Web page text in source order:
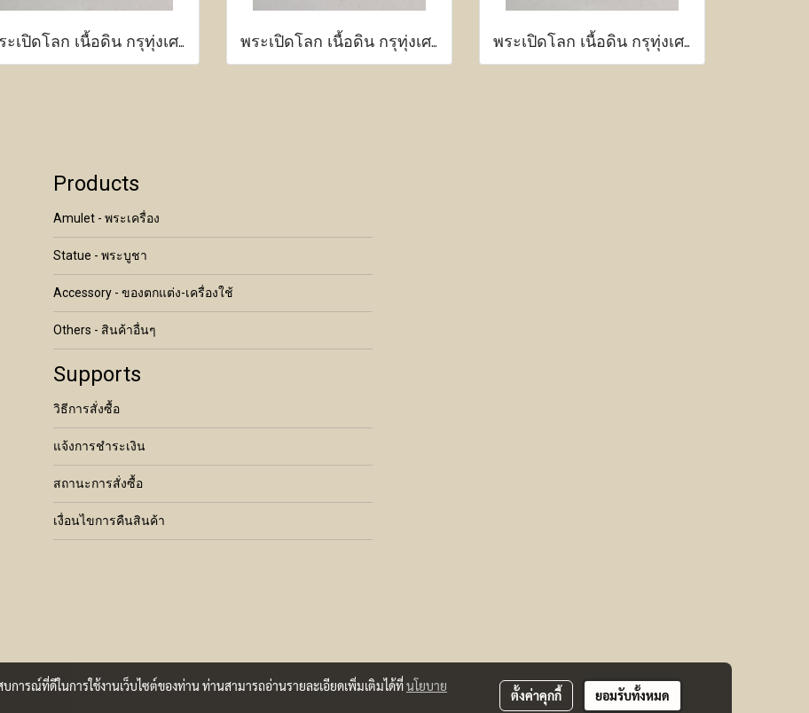
พระเปิดโลก เนื้อดิน กรุทุ่งเศรษฐี กำแพงเพชร พระเปิดโลก เนื้อดิน กรุทุ่งเศรษฐี กำแพงเพชร พระเปิดโลก เนื้อดิน กรุทุ่งเศรษฐี กำแพงเพชร
Products
Amulet - พระเครื่อง
Statue - พระบูชา
Accessory - ของตกแต่ง-เครื่องใช้
Others - สินค้าอื่นๆ
Supports
วิธีการสั่งซื้อ
แจ้งการชำระเงิน
สถานะการสั่งซื้อ
เงื่อนไขการคืนสินค้า
ารณ์ที่ดีในการใช้งานเว็บไซต์ของท่าน ท่านสามารถอ่านรายละเอียดเพิ่มเติมได้ที่นโยบาย
ตั้งค่าคุกกี้ ยอมรับทั้งหมด